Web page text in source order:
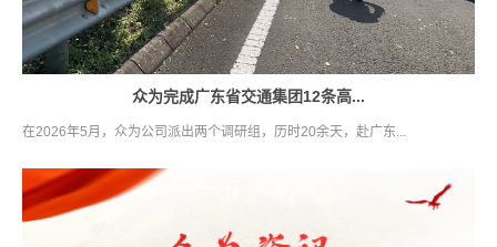
众为完成广东省交通集团12条高...
在2026年5月，众为公司派出两个调研组，历时20余天，赴广东...